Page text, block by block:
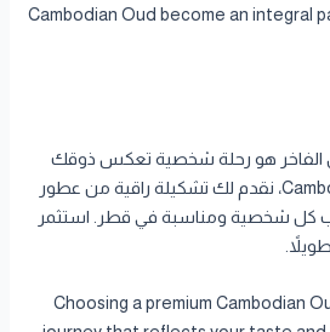
Cambodian Oud become an integral
الفاخر هو رحلة شخصية تعكس ذوقك
وثقافتك. في Cambodia Al Oud، نقدم لك تشكيلة راقية من عطور
كل شخصية ومناسبة في قطر. استثمر
Choosing a premium Cambodian